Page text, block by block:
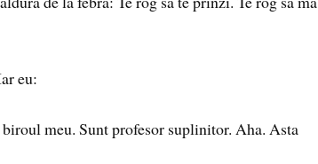
eu:
meu. Sunt profesor suplinitor. Aha. Asta